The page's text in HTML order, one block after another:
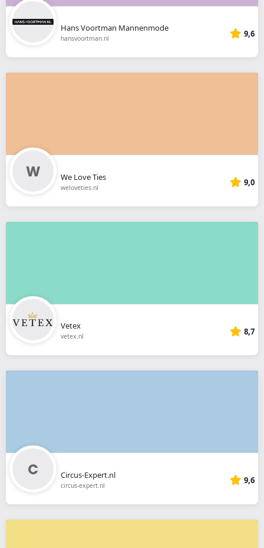
Hans Voortman Mannenmode
hansvoortman.nl 9,6
We Love Ties
weloveties.nl 9,0
Vetex
vetex.nl 8,7
Circus-Expert.nl
circus-expert.nl 9,6